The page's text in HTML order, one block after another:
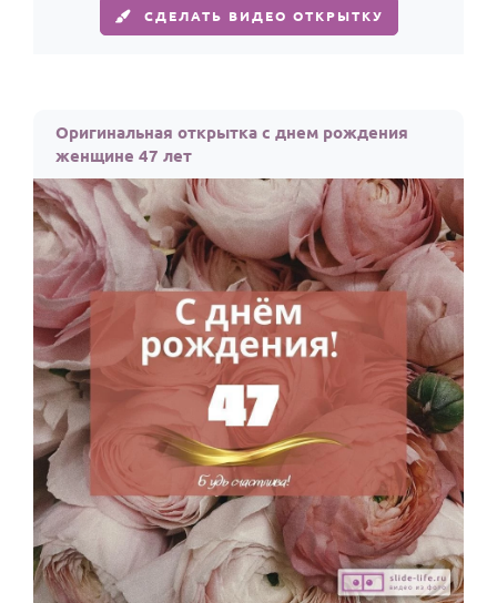
СДЕЛАТЬ ВИДЕО ОТКРЫТКУ
Оригинальная открытка с днем рождения
женщине 47 лет